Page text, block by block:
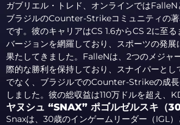
ガブリエル・トレド、オンラインではFalleN
ブラジルのCounter-Strikeコミュニティの
です。彼のキャリアはCS 1.6からCS 2に至
バージョンを網羅しており、スポーツの発展
果たしてきました。FalleNは、2つのメジャ
際的な勝利を保持しており、スナイパーとし
でなく、ブラジルでのCounter-Strikeの成
しました。彼の総収益は110万ドルを超え、
ヤヌシュ “SNAX” ポゴルゼルスキ（30
Snaxは、30歳のインゲームリーダー（IGL